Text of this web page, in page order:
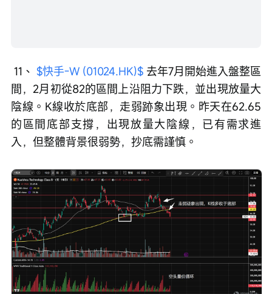
間，2月初從82的區間上沿阻力下跌，並出現放量大
陰線。K線收於底部，走弱跡象出現。昨天在62.65
的區間底部支撐，出現放量大陰線，已有需求進
入，但整體背景很弱勢，抄底需謹慎。